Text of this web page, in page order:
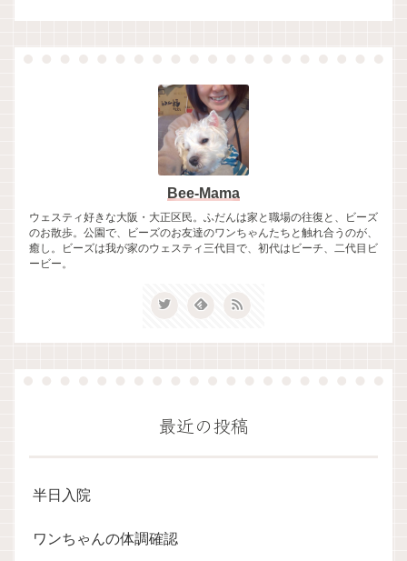
Bee-Mama
ウェスティ好きな大阪・大正区民。ふだんは家と職場の往復と、ビーズ
のお散歩。公園で、ビーズのお友達のワンちゃんたちと触れ合うのが、
癒し。ビーズは我が家のウェスティ三代目で、初代はビーチ、二代目ビ
ービー。
最近の投稿
半日入院
ワンちゃんの体調確認